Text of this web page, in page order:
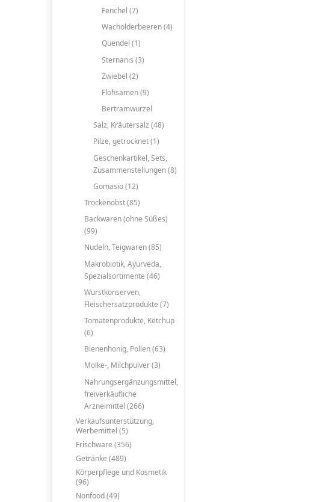
Fenchel (7)
Wacholderbeeren (4)
Quendel (1)
Sternanis (3)
Zwiebel (2)
Flohsamen (9)
Bertramwurzel
Salz, Kräutersalz (48)
Pilze, getrocknet (1)
Geschenkartikel, Sets,
Zusammenstellungen (8)
Gomasio (12)
Trockenobst (85)
Backwaren (ohne Süßes)
(99)
Nudeln, Teigwaren (85)
Makrobiotik, Ayurveda,
Spezialsortimente (46)
Wurstkonserven,
Fleischersatzprodukte (7)
Tomatenprodukte, Ketchup
(6)
Bienenhonig, Pollen (63)
Molke-, Milchpulver (3)
Nahrungsergänzungsmittel,
freiverkäufliche
Arzneimittel (266)
Verkaufsunterstützung,
Werbemittel (5)
Frischware (356)
Getränke (489)
Körperpflege und Kosmetik
(96)
Nonfood (49)